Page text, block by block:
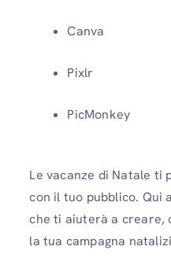
Canva
Pixlr
PicMonkey
Le vacanze di Natale ti
con il tuo pubblico. Qui
che ti aiuterà a creare,
la tua campagna